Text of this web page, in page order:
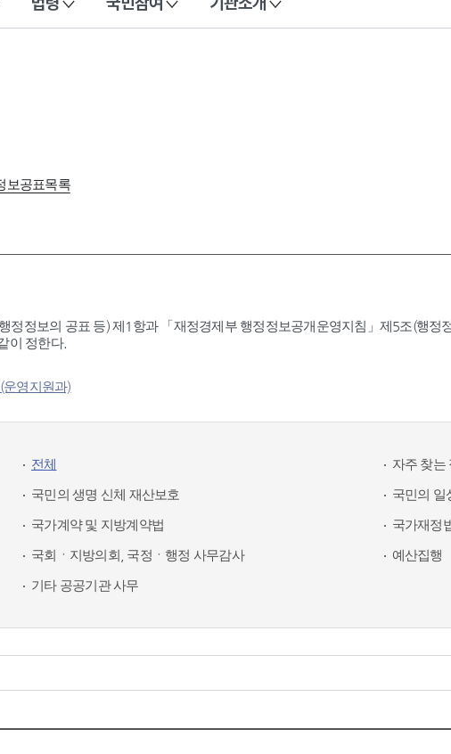
보공표목록
정정보의 공표 등) 제1항과 「재정경제부 행정정보공개운영지침」제5조(행
이 정한다.
영지원과)
전체
자주 찾는
국민의 생명 신체 재산보호
국민의 일
국가계약 및 지방계약법
국가재정
국회ㆍ지방의회, 국정ㆍ행정 사무감사
예산집행
기타 공공기관 사무